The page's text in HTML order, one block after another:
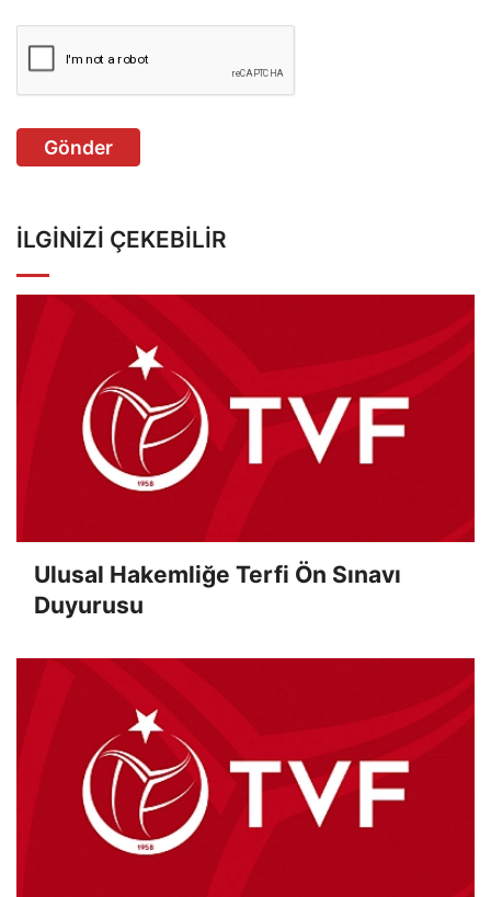
Gönder
İLGINIZI ÇEKEBILIR
Ulusal Hakemliğe Terfi Ön Sınavı
Duyurusu